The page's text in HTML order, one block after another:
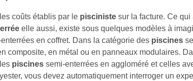
coûts établis par le pisciniste sur la facture. Ce
elle aussi, existe sous quelques modèles à
en coffret. Dans la catégorie des piscines
composite, en métal ou en panneaux modulaires.
piscines semi-enterrées en aggloméré et celles
vous devez automatiquement interroger un